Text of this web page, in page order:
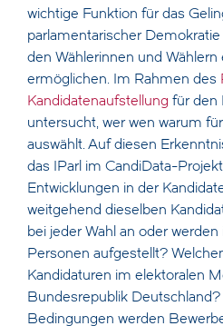
wichtige Funktion für das
parlamentarischer
den Wählerinnen und Wählern
ermöglichen. Im Rahmen des
Kandidatenaufstellung für den
untersucht, wer wen warum
auswählt. Auf diesen
das IParl im CandiData-
Entwicklungen in der
weitgehend dieselben
bei jeder Wahl an oder
Personen aufgestellt?
Kandidaturen im elektoralen
Bundesrepublik
Bedingungen werden